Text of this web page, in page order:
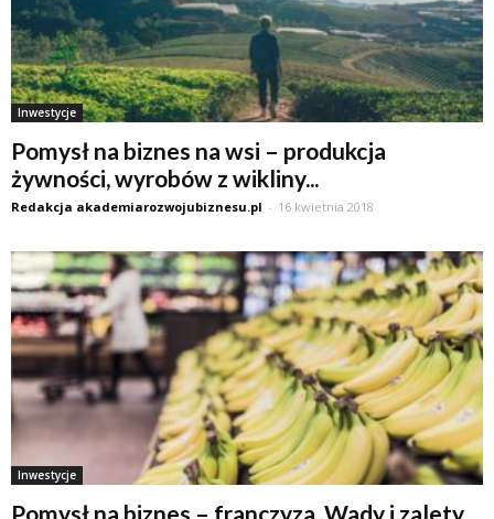
Inwestycje
Pomysł na biznes na wsi – produkcja
żywności, wyrobów z wikliny...
Redakcja akademiarozwojubiznesu.pl - 16 kwietnia 2018
Inwestycje
Pomysł na biznes – franczyza. Wady i zalety